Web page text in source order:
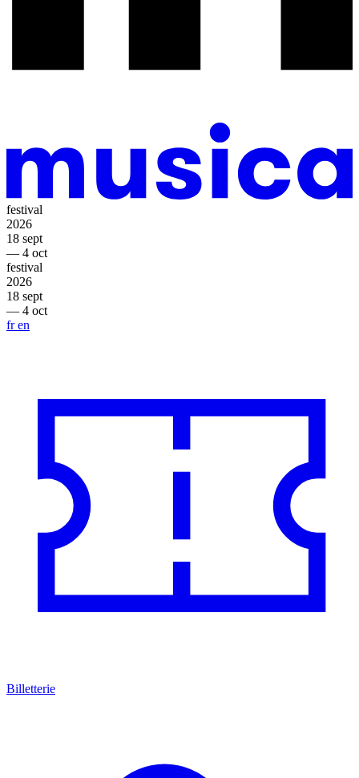
festival
2026
18 sept
— 4 oct
festival
2026
18 sept
— 4 oct
fren
Billetterie